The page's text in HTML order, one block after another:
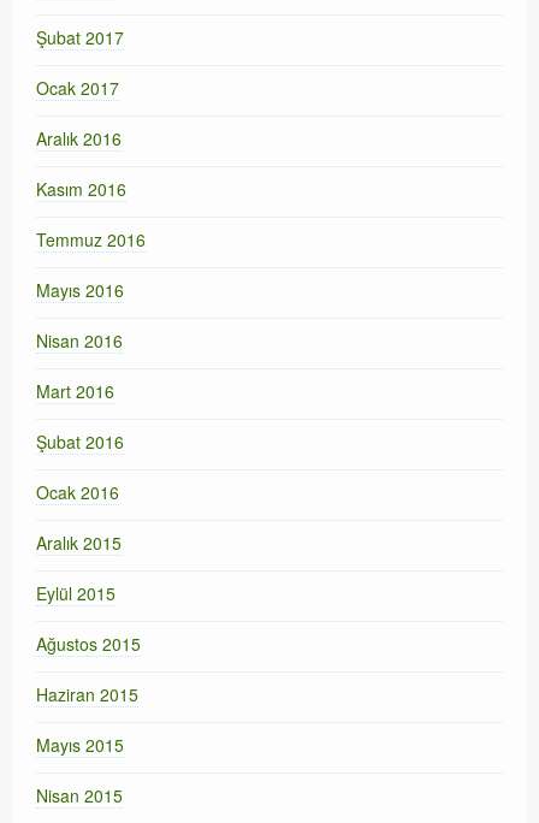
Şubat 2017
Ocak 2017
Aralık 2016
Kasım 2016
Temmuz 2016
Mayıs 2016
Nisan 2016
Mart 2016
Şubat 2016
Ocak 2016
Aralık 2015
Eylül 2015
Ağustos 2015
Haziran 2015
Mayıs 2015
Nisan 2015